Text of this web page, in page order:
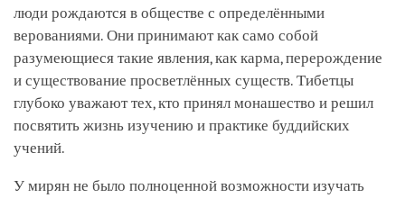
люди рождаются в обществе с определёнными
верованиями. Они принимают как само собой
разумеющиеся такие явления, как карма, перерождение
и существование просветлённых существ. Тибетцы
глубоко уважают тех, кто принял монашество и решил
посвятить жизнь изучению и практике буддийских
учений.
У мирян не было полноценной возможности изучать